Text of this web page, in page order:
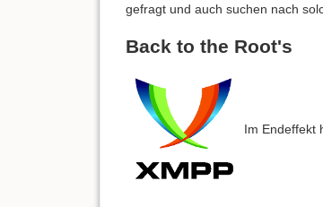
gefragt und auch suchen nach
Back to the Root's
Im Endeffekt